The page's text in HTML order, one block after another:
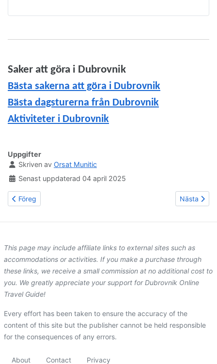
Saker att göra i Dubrovnik
Bästa sakerna att göra i Dubrovnik
Bästa dagsturerna från Dubrovnik
Aktiviteter i Dubrovnik
Uppgifter
Skriven av Orsat Munitic
Senast uppdaterad 04 april 2025
Föregående artikel: Dubrovnik legender - Ön Lokrums
Föreg Nästa
Nästa
This page may include affiliate links to external sites such as
accommodations or activities. If you make a purchase through
these links, we receive a small commission at no additional cost to
you. We greatly appreciate your support for Dubrovnik Online
Travel Guide!
Every effort has been taken to ensure the accuracy of the
content of this site but the publisher cannot be held responsible
for the consequences of any errors.
About Contact Privacy